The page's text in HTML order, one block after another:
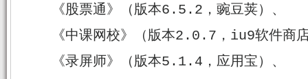
《股票通》（版本6.5.2，豌豆荚）、
《中课网校》（版本2.0.7，iu9软件商
《录屏师》（版本5.1.4，应用宝）、